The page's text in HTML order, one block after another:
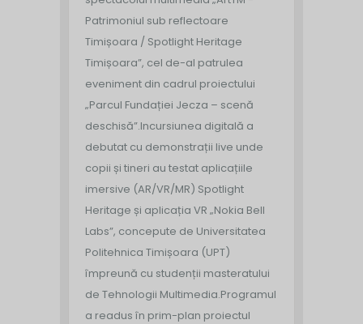
Patrimoniul sub reflectoare
Timișoara / Spotlight Heritage
Timișoara”, cel de-al patrulea
eveniment din cadrul proiectului
„Parcul Fundației Jecza – scenă
deschisă”.Incursiunea digitală a
debutat cu demonstrații live unde
copii și tineri au testat aplicațiile
imersive (AR/VR/MR) Spotlight
Heritage și aplicația VR „Nokia Bell
Labs”, concepute de Universitatea
Politehnica Timișoara (UPT)
împreună cu studenții masteratului
de Tehnologii Multimedia.Programul
a readus în prim-plan proiectul